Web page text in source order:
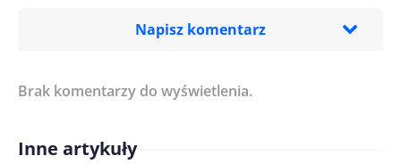
Napisz komentarz
Treść komentarza*
Imię/ Nick*
Brak komentarzy do wyświetlenia.
Inne artykuły